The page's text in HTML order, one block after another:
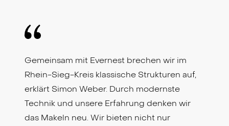
Gemeinsam mit Evernest brechen wir im
Rhein-Sieg-Kreis klassische Strukturen auf,
erklärt Simon Weber. Durch modernste
Technik und unsere Erfahrung denken wir
das Makeln neu. Wir bieten nicht nur